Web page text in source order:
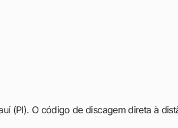
(PI). O código de discagem direta à